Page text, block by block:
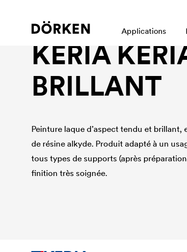
Applications
Laques pour bâtiments En phase sovlant
KERIA
BRILLANT
Peinture laque d’aspect tendu et
de résine alkyde. Produit adapté à un
tous types de supports (après
finition très soignée.